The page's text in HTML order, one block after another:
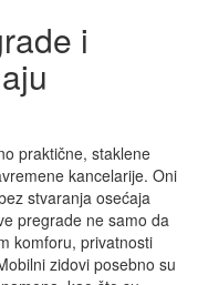
i
praktične, staklene
kancelarije. Oni
stvaranja osećaja
pregrade ne samo da
komforu, privatnosti
zidovi posebno su